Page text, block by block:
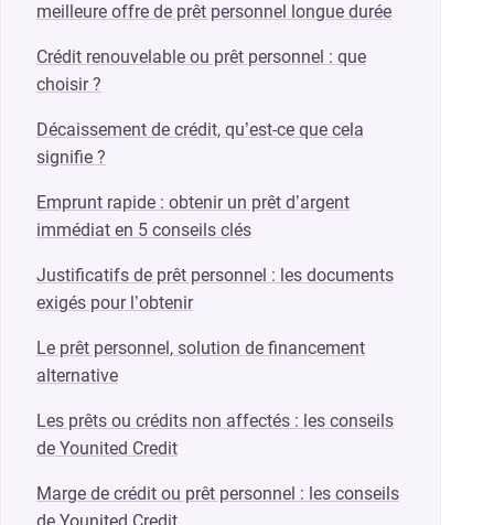
meilleure offre de prêt personnel longue durée
Crédit renouvelable ou prêt personnel : que
choisir ?
Décaissement de crédit, qu’est-ce que cela
signifie ?
Emprunt rapide : obtenir un prêt d’argent
immédiat en 5 conseils clés
Justificatifs de prêt personnel : les documents
exigés pour l’obtenir
Le prêt personnel, solution de financement
alternative
Les prêts ou crédits non affectés : les conseils
de Younited Credit
Marge de crédit ou prêt personnel : les conseils